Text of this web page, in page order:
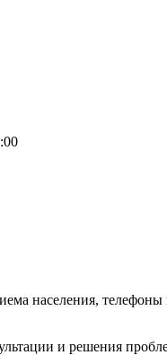
населения,
и решения